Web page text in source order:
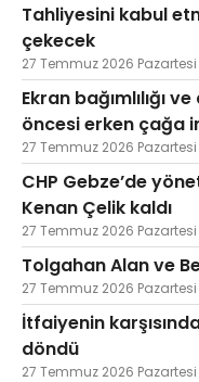
Tahliyesini kabul
çekecek
27 Temmuz 2026 Pazartesi
Ekran bağımlılığı
öncesi erken çağa
27 Temmuz 2026 Pazartesi
CHP Gebze’de
Kenan Çelik kaldı
27 Temmuz 2026 Pazartesi
Tolgahan Alan ve
27 Temmuz 2026 Pazartesi
İtfaiyenin
döndü
27 Temmuz 2026 Pazartesi